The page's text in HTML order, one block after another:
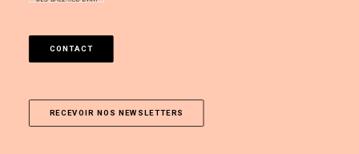
CONTACT
RECEVOIR NOS NEWSLETTERS